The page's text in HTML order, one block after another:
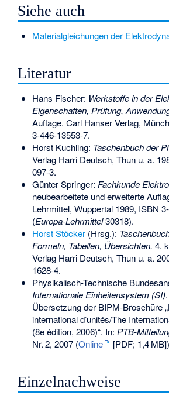
Siehe auch
Materialgleichungen der
Literatur
Hans Fischer: Werkstoffe in der
Eigenschaften, Prüfung,
Auflage. Carl Hanser Verlag,
3-446-13553-7.
Horst Kuchling: Taschenbuch der
Verlag Harri Deutsch, Thun u. a.
097-3.
Günter Springer: Fachkunde
neubearbeitete und erweiterte
Lehrmittel, Wuppertal 1989, ISBN
(Europa-Lehrmittel30318).
Horst Stöcker(Hrsg.):
Formeln, Tabellen, Übersichten. 4.
Verlag Harri Deutsch, Thun u. a.
1628-4.
Physikalisch-Technische
Internationale Einheitensystem (SI)
Übersetzung der BIPM-Broschüre
international d’unités/The
(8e édition, 2006)“. In: PTB-
Nr.2, 2007 (Online [PDF; 1,4 MB
Einzelnachweise